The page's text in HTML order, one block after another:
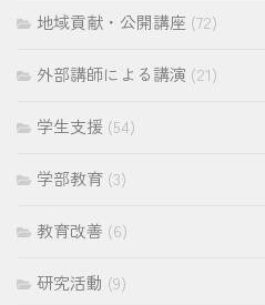
地域貢献・公開講座 (72)
外部講師による講演 (21)
学生支援 (54)
学部教育 (3)
教育改善 (6)
研究活動 (9)